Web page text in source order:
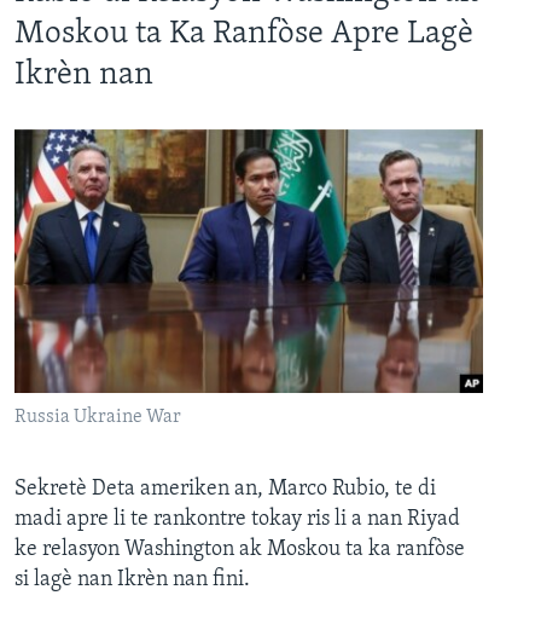
Moskou ta Ka Ranfòse Apre Lagè
Ikrèn nan
Russia Ukraine War
Sekretè Deta ameriken an, Marco Rubio, te di
madi apre li te rankontre tokay ris li a nan Riyad
ke relasyon Washington ak Moskou ta ka ranfòse
si lagè nan Ikrèn nan fini.